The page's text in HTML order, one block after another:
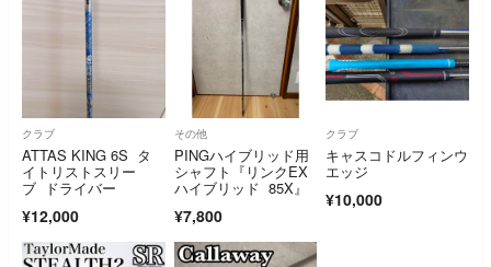
クラブ
ATTAS KING 6S タ
イトリストスリー
ブ ドライバー
¥12,000
その他
PINGハイブリッド用
シャフト『リンクEX
ハイブリッド 85X』
¥7,800
クラブ
キャスコドルフィンウ
エッジ
¥10,000